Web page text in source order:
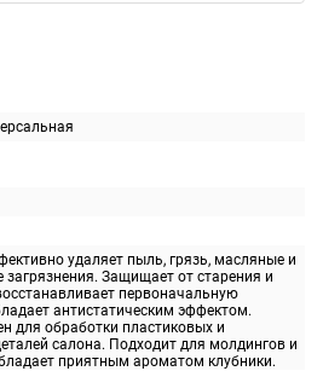
удаляет пыль, грязь, масляные и
загрязнения. Защищает от старения и
первоначальную
антистатическим эффектом.
для обработки пластиковых и
салона. Подходит для молдингов и
приятным ароматом клубники.